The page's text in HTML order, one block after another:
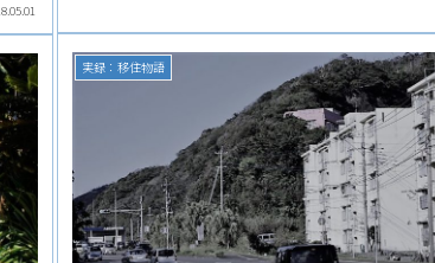
実録：移住物語